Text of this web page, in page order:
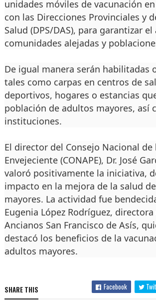
unidades móviles de vacunación
con las Direcciones Provinciales y
Salud (DPS/DAS), para garantizar el
comunidades alejadas y
De igual manera serán habilitadas
tales como carpas en centros de
deportivos, hogares o estancias
población de adultos mayores, así
instituciones.
El director del Consejo Nacional de
Envejeciente (CONAPE), Dr. José
valoró positivamente la iniciativa,
impacto en la mejora de la salud
mayores. La actividad fue
Eugenia López Rodríguez,
Ancianos San Francisco de Asís,
destacó los beneficios de la
adultos mayores.
SHARE THIS Facebook